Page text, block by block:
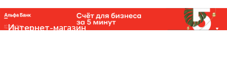
Интернет-магазин